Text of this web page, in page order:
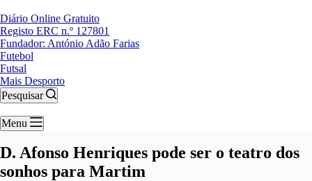
Diário Online Gratuito
Registo ERC n.º 127801
Fundador: António Adão Farias
Futebol
Futsal
Mais Desporto
Pesquisar
Menu
D. Afonso Henriques pode ser o teatro dos
sonhos para Martim